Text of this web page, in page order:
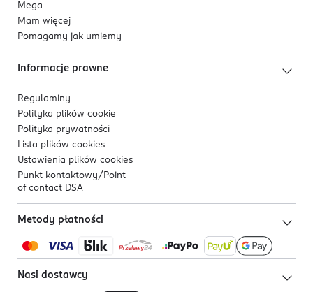
Mega
Mam więcej
Pomagamy jak umiemy
Informacje prawne
Regulaminy
Polityka plików cookie
Polityka prywatności
Lista plików cookies
Ustawienia plików cookies
Punkt kontaktowy/ Point
of contact DSA
Metody płatności
Nasi dostawcy